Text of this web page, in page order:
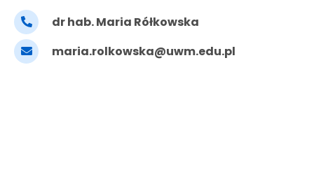
dr hab. Maria Rółkowska
maria.rolkowska@uwm.edu.pl